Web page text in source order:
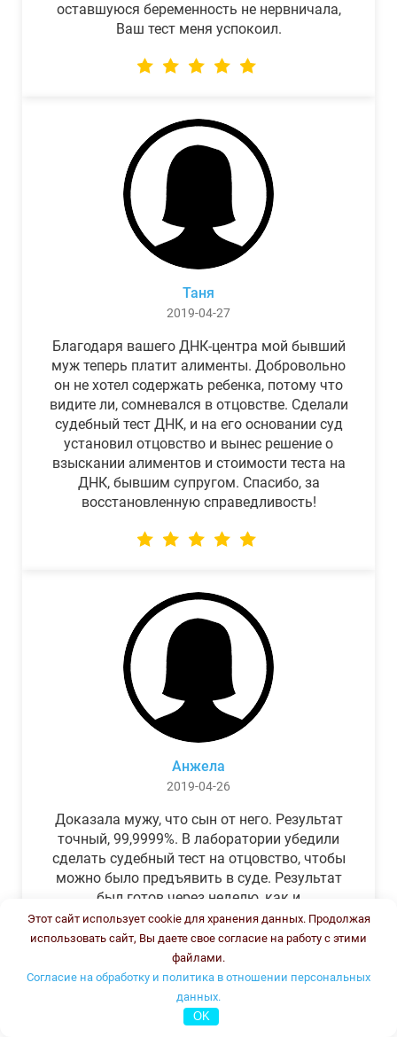
оставшуюся беременность не нервничала,
Ваш тест меня успокоил.
Таня
2019-04-27
Благодаря вашего ДНК-центра мой бывший
муж теперь платит алименты. Добровольно
он не хотел содержать ребенка, потому что
видите ли, сомневался в отцовстве. Сделали
судебный тест ДНК, и на его основании суд
установил отцовство и вынес решение о
взыскании алиментов и стоимости теста на
ДНК, бывшим супругом. Спасибо, за
восстановленную справедливость!
Анжела
2019-04-26
Доказала мужу, что сын от него. Результат
точный, 99,9999%. В лаборатории убедили
сделать судебный тест на отцовство, чтобы
можно было предъявить в суде. Результат
был готов через неделю, как и
обещали.Теперь муж бегает и извиняется.
Этот сайт использует cookie для хранения данных. Продолжая
использовать сайт, Вы даете свое согласие на работу с этими
файлами.
Согласие на обработку и политика в отношении персональных
данных.
OK